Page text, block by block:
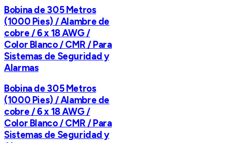
Bobina de 305 Metros
(1000 Pies) / Alambre de
cobre / 6 x 18 AWG /
Color Blanco / CMR / Para
Sistemas de Seguridad y
Alarmas
Bobina de 305 Metros
(1000 Pies) / Alambre de
cobre / 6 x 18 AWG /
Color Blanco / CMR / Para
Sistemas de Seguridad y